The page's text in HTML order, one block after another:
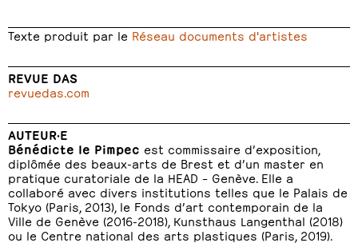
Texte produit par le Réseau documents d'artistes
REVUE DAS
revuedas.com
AUTEUR·E
Bénédicte le Pimpec est commissaire d’exposition,
diplômée des beaux-arts de Brest et d’un master en
pratique curatoriale de la HEAD – Genève. Elle a
collaboré avec divers institutions telles que le Palais de
Tokyo (Paris, 2013), le Fonds d’art contemporain de la
Ville de Genève (2016-2018), Kunsthaus Langenthal (2018)
ou le Centre national des arts plastiques (Paris, 2019).